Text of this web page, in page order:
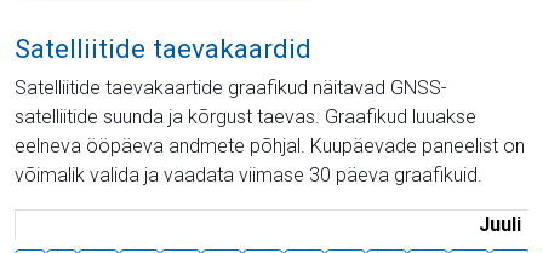
Satelliitide taevakaardid
Satelliitide taevakaartide graafikud näitavad GNSS-
satelliitide suunda ja kõrgust taevas. Graafikud luuakse
eelneva ööpäeva andmete põhjal. Kuupäevade paneelist on
võimalik valida ja vaadata viimase 30 päeva graafikuid.
Juuli